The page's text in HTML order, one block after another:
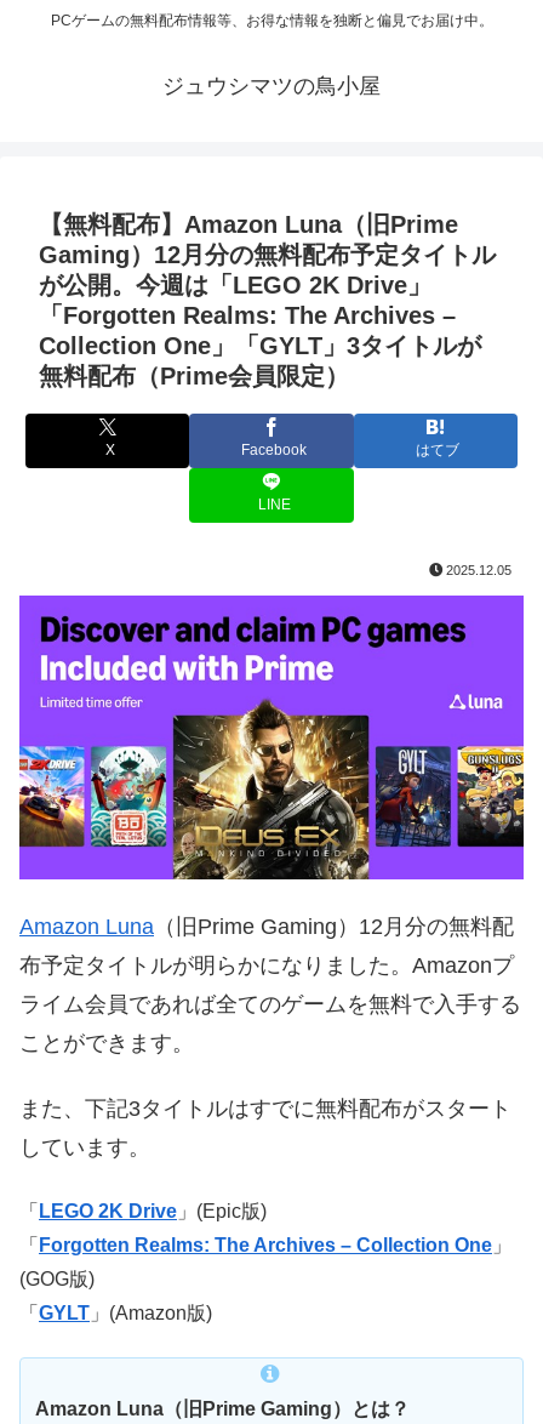
PCゲームの無料配布情報等、お得な情報を独断と偏見でお届け中。
ジュウシマツの鳥小屋
【無料配布】Amazon Luna（旧Prime
Gaming）12月分の無料配布予定タイトル
が公開。今週は「LEGO 2K Drive」
「Forgotten Realms: The Archives –
Collection One」「GYLT」3タイトルが
無料配布（Prime会員限定）
X Facebook はてブ
LINE
2025.12.05
Amazon Luna （旧Prime Gaming）12月分の無料配
布予定タイトルが明らかになりました。Amazonプ
ライム会員であれば全てのゲームを無料で入手する
ことができます。
また、 下記3タイトルはすでに無料配布がスタート
しています。
「 LEGO 2K Drive 」(Epic版)
「 Forgotten Realms: The Archives – Collection One 」
(GOG版)
「 GYLT 」(Amazon版)
Amazon Luna（旧Prime Gaming）とは？